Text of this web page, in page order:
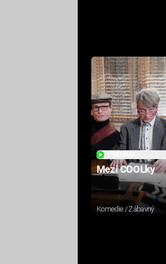
Mezi COOLky
Komedie / Zábavný